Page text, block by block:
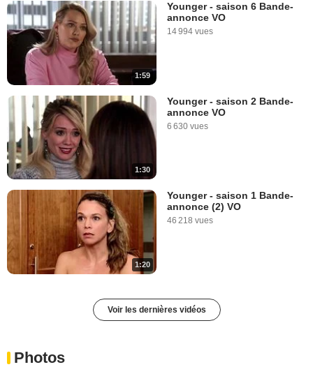
1:59
Younger - saison 6 Bande-
annonce VO
14 994 vues
1:30
Younger - saison 2 Bande-
annonce VO
6 630 vues
1:20
Younger - saison 1 Bande-
annonce (2) VO
46 218 vues
Voir les dernières vidéos
Photos